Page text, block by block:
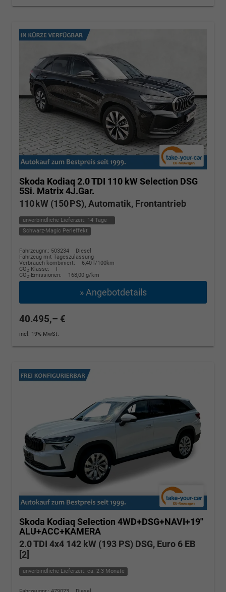
Skoda Kodiaq 2.0 TDI 110 kW Selection DSG
5Si. Matrix 4J.Gar.
110 kW (150 PS), Automatik, Frontantrieb
unverbindliche Lieferzeit: 14 Tage
Schwarz-Magic Perleffekt
Fahrzeugnr.: 503234
Diesel
Fahrzeug mit Tageszulassung
Verbrauch kombiniert:
6,40 l/100km
CO2-Klasse:
F
CO2-Emissionen: 168,00 g/km
» Angebotdetails
40.495,– €
incl. 19% MwSt.
Skoda Kodiaq Selection 4WD+DSG+NAVI+19''
ALU+ACC+KAMERA
2.0 TDI 4x4 142 kW (193 PS) DSG, Euro 6 EB
[2]
unverbindliche Lieferzeit: ca. 2-3 Monate